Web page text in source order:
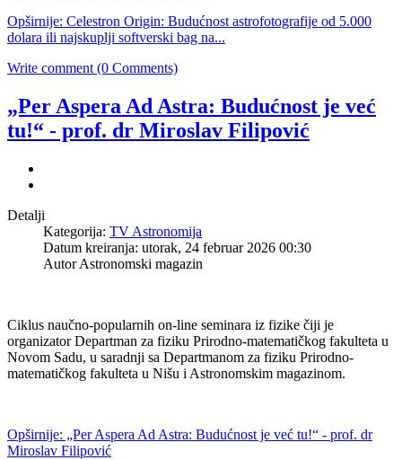
Opširnije: Celestron Origin: Budućnost astrofotografije od 5.000
dolara ili najskuplji softverski bag na...
Write comment (0 Comments)
„Per Aspera Ad Astra: Budućnost je već
tu!“ - prof. dr Miroslav Filipović
Detalji
Kategorija: TV Astronomija
Datum kreiranja: utorak, 24 februar 2026 00:30
Autor Astronomski magazin
Ciklus naučno-popularnih on-line seminara iz fizike čiji je
organizator Departman za fiziku Prirodno-matematičkog fakulteta u
Novom Sadu, u saradnji sa Departmanom za fiziku Prirodno-
matematičkog fakulteta u Nišu i Astronomskim magazinom.
Opširnije: „Per Aspera Ad Astra: Budućnost je već tu!“ - prof. dr
Miroslav Filipović